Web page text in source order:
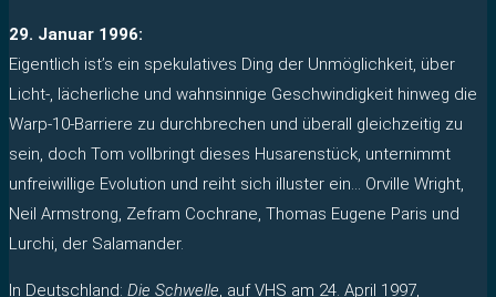
29. Januar 1996:
Eigentlich ist’s ein spekulatives Ding der Unmöglichkeit, über
Licht-, lächerliche und wahnsinnige Geschwindigkeit hinweg die
Warp-10-Barriere zu durchbrechen und überall gleichzeitig zu
sein, doch Tom vollbringt dieses Husarenstück, unternimmt
unfreiwillige Evolution und reiht sich illuster ein… Orville Wright,
Neil Armstrong, Zefram Cochrane, Thomas Eugene Paris und
Lurchi, der Salamander.
In Deutschland: Die Schwelle, auf VHS am 24. April 1997,